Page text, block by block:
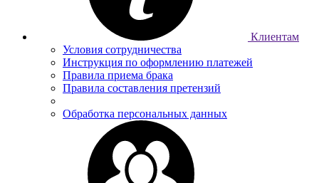
Клиентам
Условия сотрудничества
Инструкция по оформлению платежей
Правила приема брака
Правила составления претензий
Обработка персональных данных